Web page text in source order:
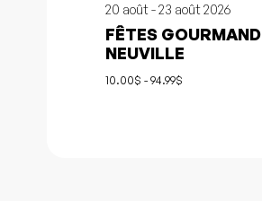
20 août - 23 août 2026
FÊTES
NEUVILLE
10.00$ - 94.99$